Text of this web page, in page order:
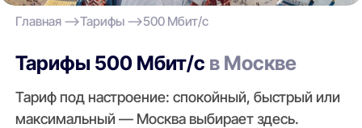
Главная Тарифы 500 Мбит/с
Тарифы 500 Мбит/с в Москве
Тариф под настроение: спокойный, быстрый или
максимальный — Москва выбирает здесь.